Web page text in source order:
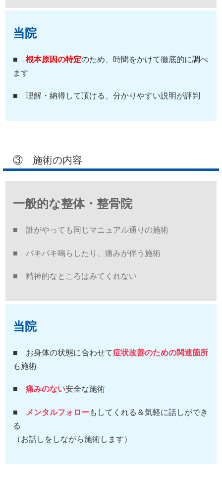
当院
■ 根本原因の特定のため、時間をかけて徹底的に調べ
ます
■ 理解・納得して頂ける、分かりやすい説明が評判
③ 施術の内容
一般的な整体・整骨院
■ 誰がやっても同じマニュアル通りの施術
■ バキバキ鳴らしたり、痛みが伴う施術
■ 精神的なところはみてくれない
当院
■ お身体の状態に合わせて症状改善のための関連箇所
も施術
■ 痛みのない安全な施術
■ メンタルフォローもしてくれる＆気軽に話しができ
る
（お話しをしながら施術します）